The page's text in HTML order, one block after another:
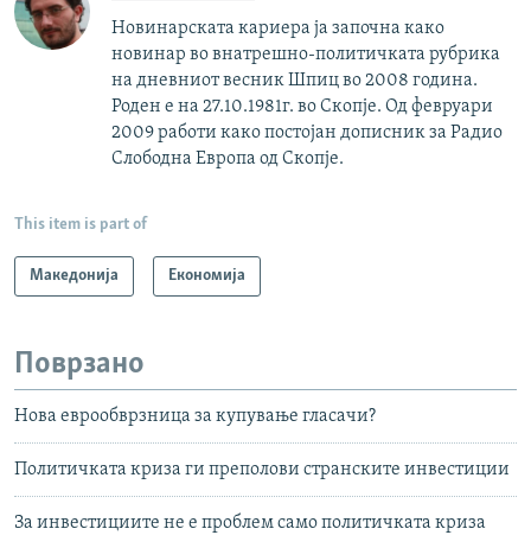
Новинарската кариера ја започна како
новинар во внатрешно-политичката рубрика
на дневниот весник Шпиц во 2008 година.
Роден е на 27.10.1981г. во Скопје. Од февруари
2009 работи како постојан дописник за Радио
Слободна Европа од Скопје.
This item is part of
Македонија Економија
Поврзано
Нова еврообврзница за купување гласачи?
Политичката криза ги преполови странските инвестиции
За инвестициите не е проблем само политичката криза